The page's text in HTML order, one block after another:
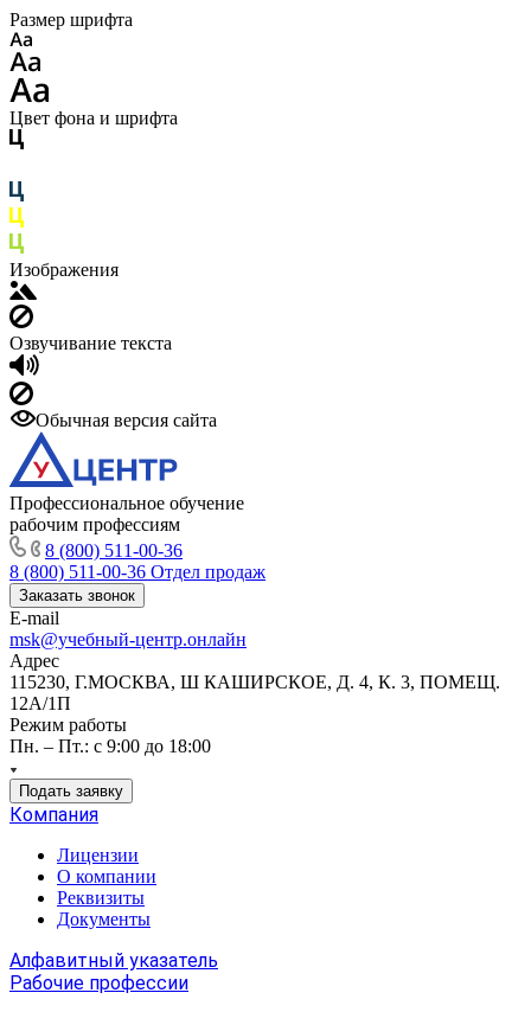
Размер шрифта
Цвет фона и шрифта
Изображения
Озвучивание текста
Обычная версия сайта
Профессиональное обучение
рабочим профессиям
8 (800) 511-00-36
8 (800) 511-00-36 Отдел продаж
Заказать звонок
E-mail
msk@учебный-центр.онлайн
Адрес
115230, Г.МОСКВА, Ш КАШИРСКОЕ, Д. 4, К. 3, ПОМЕЩ.
12А/1П
Режим работы
Пн. – Пт.: с 9:00 до 18:00
Подать заявку
Компания
Лицензии
О компании
Реквизиты
Документы
Алфавитный указатель
Рабочие профессии